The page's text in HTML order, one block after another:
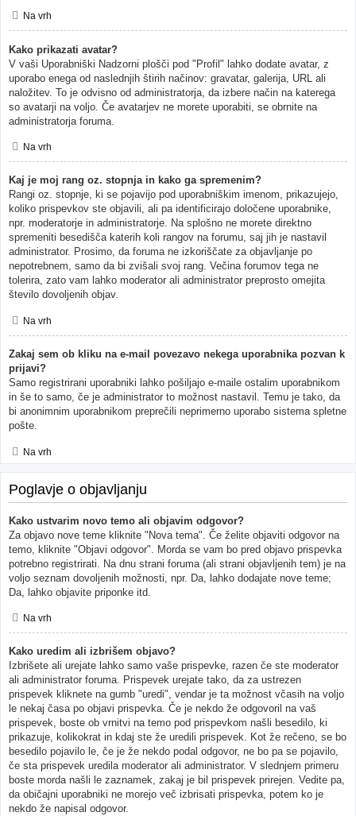
Na vrh
Kako prikazati avatar?
V vaši Uporabniški Nadzorni plošči pod "Profil" lahko dodate avatar, z
uporabo enega od naslednjih štirih načinov: gravatar, galerija, URL ali
naložitev. To je odvisno od administratorja, da izbere način na katerega
so avatarji na voljo. Če avatarjev ne morete uporabiti, se obrnite na
administratorja foruma.
Na vrh
Kaj je moj rang oz. stopnja in kako ga spremenim?
Rangi oz. stopnje, ki se pojavijo pod uporabniškim imenom, prikazujejo,
koliko prispevkov ste objavili, ali pa identificirajo določene uporabnike,
npr. moderatorje in administratorje. Na splošno ne morete direktno
spremeniti besedišča katerih koli rangov na forumu, saj jih je nastavil
administrator. Prosimo, da foruma ne izkoriščate za objavljanje po
nepotrebnem, samo da bi zvišali svoj rang. Večina forumov tega ne
tolerira, zato vam lahko moderator ali administrator preprosto omejita
število dovoljenih objav.
Na vrh
Zakaj sem ob kliku na e-mail povezavo nekega uporabnika pozvan k
prijavi?
Samo registrirani uporabniki lahko pošiljajo e-maile ostalim uporabnikom
in še to samo, če je administrator to možnost nastavil. Temu je tako, da
bi anonimnim uporabnikom preprečili neprimerno uporabo sistema spletne
pošte.
Na vrh
Poglavje o objavljanju
Kako ustvarim novo temo ali objavim odgovor?
Za objavo nove teme kliknite "Nova tema". Če želite objaviti odgovor na
temo, kliknite "Objavi odgovor". Morda se vam bo pred objavo prispevka
potrebno registrirati. Na dnu strani foruma (ali strani objavljenih tem) je na
voljo seznam dovoljenih možnosti, npr. Da, lahko dodajate nove teme;
Da, lahko objavite priponke itd.
Na vrh
Kako uredim ali izbrišem objavo?
Izbrišete ali urejate lahko samo vaše prispevke, razen če ste moderator
ali administrator foruma. Prispevek urejate tako, da za ustrezen
prispevek kliknete na gumb "uredi", vendar je ta možnost včasih na voljo
le nekaj časa po objavi prispevka. Če je nekdo že odgovoril na vaš
prispevek, boste ob vrnitvi na temo pod prispevkom našli besedilo, ki
prikazuje, kolikokrat in kdaj ste že uredili prispevek. Kot že rečeno, se bo
besedilo pojavilo le, če je že nekdo podal odgovor, ne bo pa se pojavilo,
če sta prispevek uredila moderator ali administrator. V slednjem primeru
boste morda našli le zaznamek, zakaj je bil prispevek prirejen. Vedite pa,
da običajni uporabniki ne morejo več izbrisati prispevka, potem ko je
nekdo že napisal odgovor.